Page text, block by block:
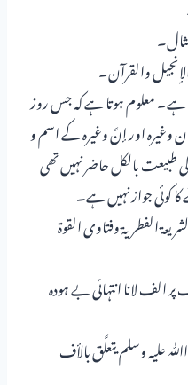
ہے۔ معلوم ہوتا ہے کہ جس روز
اور إنَّ وغیرہ کے اسم و
طبیعت بالکل حاضر نہیں تھی
کوئی جواز نہیں ہے۔
الفطریۃ وفتاوی القوۃ
الف لانا انتہائی بے ہودہ
علیہ وسلم یتعلَّق بالأف